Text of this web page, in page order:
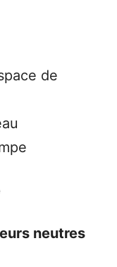
de
neutres